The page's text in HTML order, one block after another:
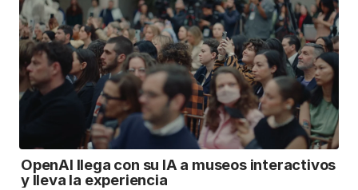
OpenAI llega con su IA a museos interactivos
y lleva la experiencia